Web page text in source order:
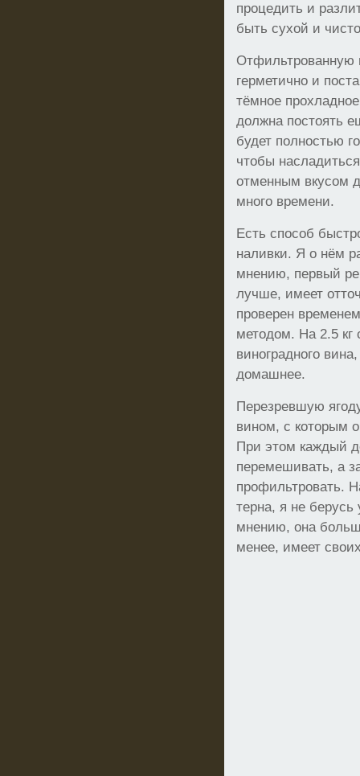
процедить и
быть сухой и
Отфильтрованную
герметично и
тёмное
должна постоять
будет полностью
чтобы
отменным вкусом
много времени.
Есть способ
наливки. Я о нём
мнению, первый
лучше, имеет
проверен
методом. На 2.5 кг
виноградного
домашнее.
Перезревшую
вином, с которым
При этом каждый
перемешивать, а
профильтровать.
терна, я не
мнению, она
менее, имеет